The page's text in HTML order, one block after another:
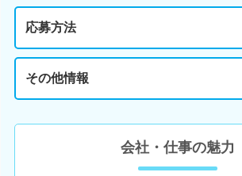
応募方法
その他情報
会社・仕事の魅力